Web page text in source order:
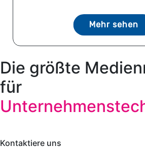
Mehr sehen
Die größte
für
Kontaktiere uns